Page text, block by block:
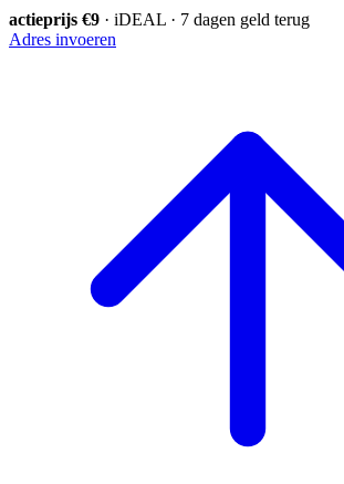
actieprijs €9 · iDEAL · 7 dagen geld terug
Adres invoeren